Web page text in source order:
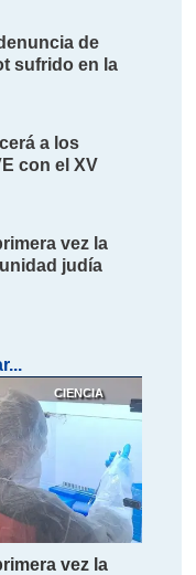
de
sufrido en la
a los
con el XV
vez la
judía
CIENCIA
vez la